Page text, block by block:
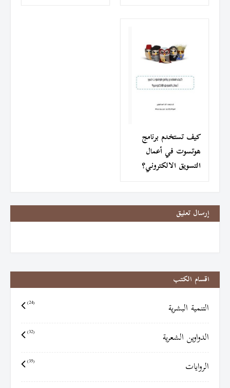
كيف تستخدم برنامج
هوتسوت في أعمال
التسويق الالكتروني؟
إرسال تعليق
اقسام الكتب
التنمية البشرية (24)
الدواوين الشعرية (32)
الروايات (35)